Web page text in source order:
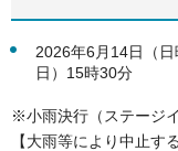
2026年6月14日（
日）15時30分
※小雨決行（ステージ
【大雨等により中止す